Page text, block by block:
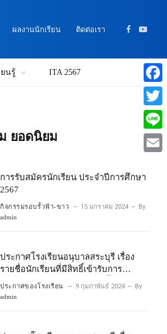
ผลงานนักเรียน ติดต่อเรา
Facebook
นรู้ ITA 2567
ยอดนิยม
การรับสมัครนักเรียน ประจำปีการศึกษา
2567
กิจกรรมรอบรั้วฟ้า-ขาว 15 มกราคม 2024 By
admin
ประกาศโรงเรียนอนุบาลสระบุรี เรื่อง
รายชื่อนักเรียนที่มีสิทธิ์เข้ารับการ
ประเมินความพร้อมเข้าเรียนชั้นประถม
ศึกษาปีที่ 1 โครงการห้องเรียนพิเศษ
ประกาศของโรงเรียน 9 กุมภาพันธ์ 2024 By
admin
Line